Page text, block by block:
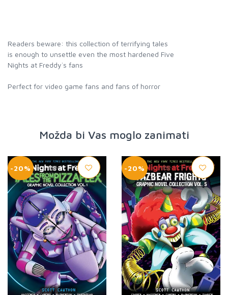
Readers beware: this collection of terrifying tales
is enough to unsettle even the most hardened Five
Nights at Freddy`s fans
Perfect for video game fans and fans of horror
Možda bi Vas moglo zanimati
-20% -20%